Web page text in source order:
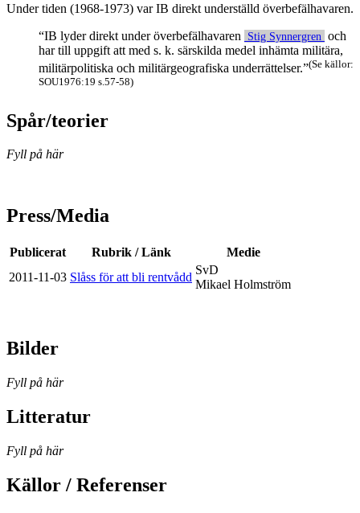
Under tiden (1968-1973) var IB direkt underställd överbefälhavaren.
“IB lyder direkt under överbefälhavaren
Stig Synnergren och
har till uppgift att med s. k. särskilda medel inhämta militära,
militärpolitiska och militärgeografiska underrättelser.”(Se källor:
SOU1976:19 s.57-58)
Spår/teorier
Fyll på här
Press/Media
Publicerat Rubrik / Länk
Medie
2011-11-03 Slåss för att bli rentvådd
SvD
Mikael Holmström
Bilder
Fyll på här
Litteratur
Fyll på här
Källor / Referenser